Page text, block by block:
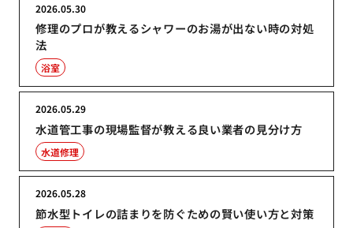
修理のプロが教えるシャワーのお湯が出ない時の対処
法
2026.05.30
浴室
水道管工事の現場監督が教える良い業者の見分け方
2026.05.29
水道修理
節水型トイレの詰まりを防ぐための賢い使い方と対策
2026.05.28